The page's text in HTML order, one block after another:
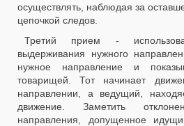
осуществлять, наблюдая за
цепочкой следов.
Третий прием -
выдерживания нужного
нужное направление и
товарищей. Тот начинает
направлении, а ведущий,
движение. Заметить
направления, допущенное